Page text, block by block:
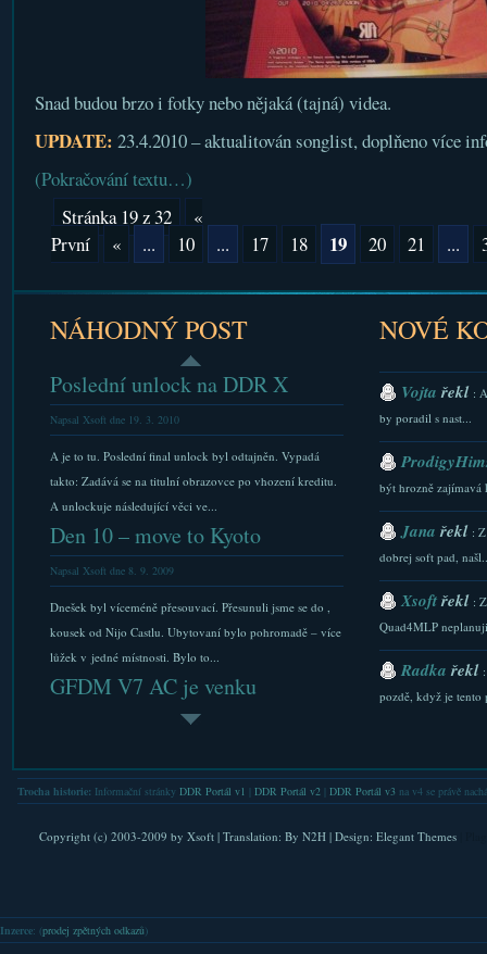
Snad budou brzo i fotky nebo nějaká (tajná) videa.
UPDATE: 23.4.2010 – aktualitován songlist, doplňeno více
(Pokračování textu…)
Stránka 19 z 32
«
První
« ... 10 ... 17 18 19 20 21 ...
NÁHODNÝ POST
Poslední unlock na DDR X
Napsal Xsoft dne 19. 3. 2010
A je to tu. Poslední final unlock byl odtajněn. Vypadá
takto: Zadává se na titulní obrazovce po vhození kreditu.
A unlockuje následující věci ve...
Den 10 – move to Kyoto
Napsal Xsoft dne 8. 9. 2009
Dnešek byl víceméně přesouvací. Přesunuli jsme se do ,
kousek od Nijo Castlu. Ubytovaní bylo pohromadě – více
lůžek v jedné místnosti. Bylo to...
GFDM V7 AC je venku
GuitarFreaks V7 a DrumMania V7. Nějak se poslední
dobou píšu jen novinky co vyšlo –...
Guitar Hero for Mac
Den 3 – Fukuoka, herny a Big
NOVÉ
Vojtařekl :
by poradil s nast...
být hrozně zajímavá
Janařekl :
dobrej soft pad,
Xsoftřekl :
Quad4MLP
Radkařekl
pozdě, když je tento
stazeni a Downlaod...
Xsoftřekl
FAQ. Do nastaveni
Lubkisřekl
Trocha historie: Informační stránky DDR Portál v1 DDR Portál v2| DDR Portál v3na v4 se právě
Copyright (c) 2003-2009 by Xsoft| Translation: By N2H| Design: Elegant Themes
Inzerce: (prodej zpětných odkazů )